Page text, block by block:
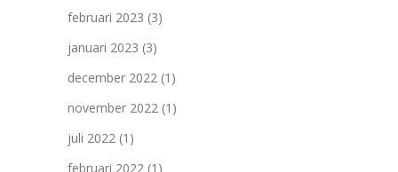
februari 2023 (3)
januari 2023 (3)
december 2022 (1)
november 2022 (1)
juli 2022 (1)
februari 2022 (1)